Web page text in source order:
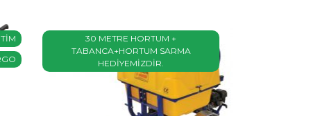
30 METRE HORTUM +
TABANCA+HORTUM SARMA
HEDİYEMİZDİR.